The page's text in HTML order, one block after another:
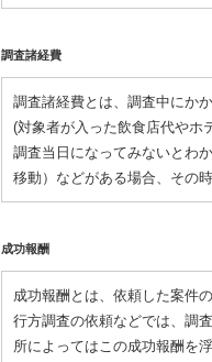
調査諸経費
調査諸経費とは、調査中にか
(対象者が入った飲食店代やホ
調査当日になってみないとわ
移動）などがある場合、その
成功報酬
成功報酬とは、依頼した案件
行方調査の依頼などでは、調
所によってはこの成功報酬を